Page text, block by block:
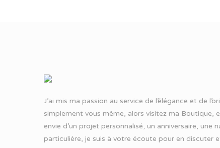
J’ai mis ma passion au service de l’élégance et de
simplement vous même, alors visitez ma Boutique,
envie d’un projet personnalisé, un anniversaire, une
particulière, je suis à votre écoute pour en discuter